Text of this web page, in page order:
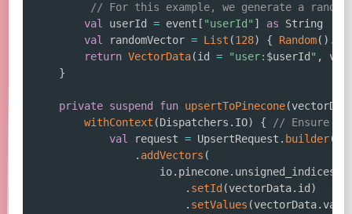
// For this example, we generate a
val
userId = event [ "userId" ] as String
val
randomVector = List (128) { Random( ) .
return VectorData(id = "user: $userId " ,
}
private suspend fun upsertToPinecone(
withContext (Dispatchers . IO) {
// Ensure
val
request = UpsertRequest . builder(
. addVectors (
                    io
. pinecone.
. setId (vectorData. id )
. setValues (vectorData.